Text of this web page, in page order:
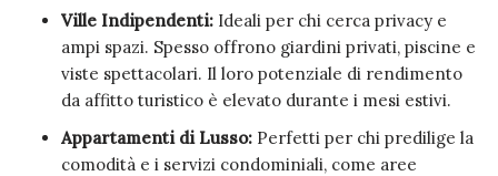
Ville Indipendenti: Ideali per chi cerca privacy e
ampi spazi. Spesso offrono giardini privati, piscine e
viste spettacolari. Il loro potenziale di rendimento
da affitto turistico è elevato durante i mesi estivi.
Appartamenti di Lusso: Perfetti per chi predilige la
comodità e i servizi condominiali, come aree